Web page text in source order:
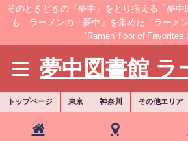
そのときどきの「夢中」をとり揃える「夢
も、ラーメンの「夢中」を集めた「ラーメ
’Ramen' floor of Favorites
夢中図書館 ラ
トップページ 東京 神奈川 その他エリア